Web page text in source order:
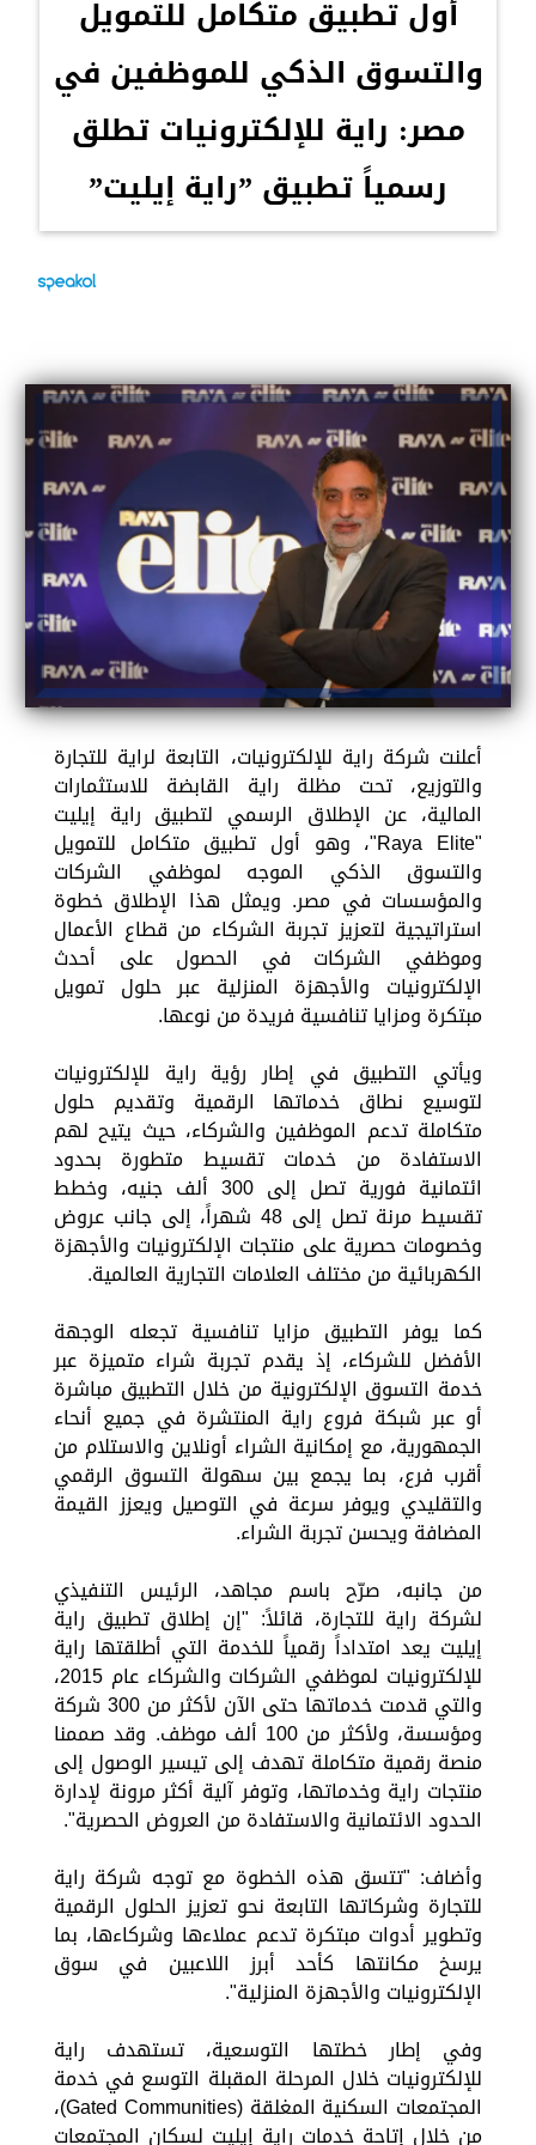
أول تطبيق متكامل للتمويل
والتسوق الذكي للموظفين في
مصر: راية للإلكترونيات تطلق
رسمياً تطبيق ”راية إيليت”
أعلنت شركة راية للإلكترونيات، التابعة لراية للتجارة
والتوزيع، تحت مظلة راية القابضة للاستثمارات
المالية، عن الإطلاق الرسمي لتطبيق راية إيليت
"Raya Elite"، وهو أول تطبيق متكامل للتمويل
والتسوق الذكي الموجه لموظفي الشركات
والمؤسسات في مصر. ويمثل هذا الإطلاق خطوة
استراتيجية لتعزيز تجربة الشركاء من قطاع الأعمال
وموظفي الشركات في الحصول على أحدث
الإلكترونيات والأجهزة المنزلية عبر حلول تمويل
مبتكرة ومزايا تنافسية فريدة من نوعها.
ويأتي التطبيق في إطار رؤية راية للإلكترونيات
لتوسيع نطاق خدماتها الرقمية وتقديم حلول
متكاملة تدعم الموظفين والشركاء، حيث يتيح لهم
الاستفادة من خدمات تقسيط متطورة بحدود
ائتمانية فورية تصل إلى 300 ألف جنيه، وخطط
تقسيط مرنة تصل إلى 48 شهراً، إلى جانب عروض
وخصومات حصرية على منتجات الإلكترونيات والأجهزة
الكهربائية من مختلف العلامات التجارية العالمية.
كما يوفر التطبيق مزايا تنافسية تجعله الوجهة
الأفضل للشركاء، إذ يقدم تجربة شراء متميزة عبر
خدمة التسوق الإلكترونية من خلال التطبيق مباشرة
أو عبر شبكة فروع راية المنتشرة في جميع أنحاء
الجمهورية، مع إمكانية الشراء أونلاين والاستلام من
أقرب فرع، بما يجمع بين سهولة التسوق الرقمي
والتقليدي ويوفر سرعة في التوصيل ويعزز القيمة
المضافة ويحسن تجربة الشراء.
من جانبه، صرّح باسم مجاهد، الرئيس التنفيذي
لشركة راية للتجارة، قائلاً: "إن إطلاق تطبيق راية
إيليت يعد امتداداً رقمياً للخدمة التي أطلقتها راية
للإلكترونيات لموظفي الشركات والشركاء عام 2015،
والتي قدمت خدماتها حتى الآن لأكثر من 300 شركة
ومؤسسة، ولأكثر من 100 ألف موظف. وقد صممنا
منصة رقمية متكاملة تهدف إلى تيسير الوصول إلى
منتجات راية وخدماتها، وتوفر آلية أكثر مرونة لإدارة
الحدود الائتمانية والاستفادة من العروض الحصرية".
وأضاف: "تتسق هذه الخطوة مع توجه شركة راية
للتجارة وشركاتها التابعة نحو تعزيز الحلول الرقمية
وتطوير أدوات مبتكرة تدعم عملاءها وشركاءها، بما
يرسخ مكانتها كأحد أبرز اللاعبين في سوق
الإلكترونيات والأجهزة المنزلية".
وفي إطار خطتها التوسعية، تستهدف راية
للإلكترونيات خلال المرحلة المقبلة التوسع في خدمة
المجتمعات السكنية المغلقة (Gated Communities)،
من خلال إتاحة خدمات راية إيليت لسكان المجتمعات